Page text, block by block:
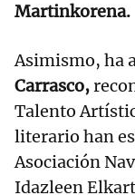
Martinkorena.
Asimismo, ha
Carrasco,
Talento
literario han
Asociación
Idazleen